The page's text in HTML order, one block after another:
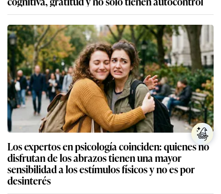
Los expertos en psicología coinciden: quienes no
disfrutan de los abrazos tienen una mayor
sensibilidad a los estímulos físicos y no es por
desinterés